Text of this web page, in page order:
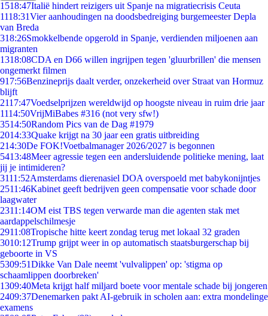
1518:47Italië hindert reizigers uit Spanje na migratiecrisis Ceuta
1118:31Vier aanhoudingen na doodsbedreiging burgemeester Depla
van Breda
318:26Smokkelbende opgerold in Spanje, verdienden miljoenen aan
migranten
1318:08CDA en D66 willen ingrijpen tegen 'gluurbrillen' die mensen
ongemerkt filmen
917:56Benzineprijs daalt verder, onzekerheid over Straat van Hormuz
blijft
2117:47Voedselprijzen wereldwijd op hoogste niveau in ruim drie jaar
1114:50VrijMiBabes #316 (not very sfw!)
3514:50Random Pics van de Dag #1979
2014:33Quake krijgt na 30 jaar een gratis uitbreiding
214:30De FOK!Voetbalmanager 2026/2027 is begonnen
5413:48Meer agressie tegen een andersluidende politieke mening, laat
jij je intimideren?
3111:52Amsterdams dierenasiel DOA overspoeld met babykonijntjes
2511:46Kabinet geeft bedrijven geen compensatie voor schade door
laagwater
2311:14OM eist TBS tegen verwarde man die agenten stak met
aardappelschilmesje
2911:08Tropische hitte keert zondag terug met lokaal 32 graden
3010:12Trump grijpt weer in op automatisch staatsburgerschap bij
geboorte in VS
5309:51Dikke Van Dale neemt 'vulvalippen' op: 'stigma op
schaamlippen doorbreken'
1309:40Meta krijgt half miljard boete voor mentale schade bij jongeren
2409:37Denemarken pakt AI-gebruik in scholen aan: extra mondelinge
examens